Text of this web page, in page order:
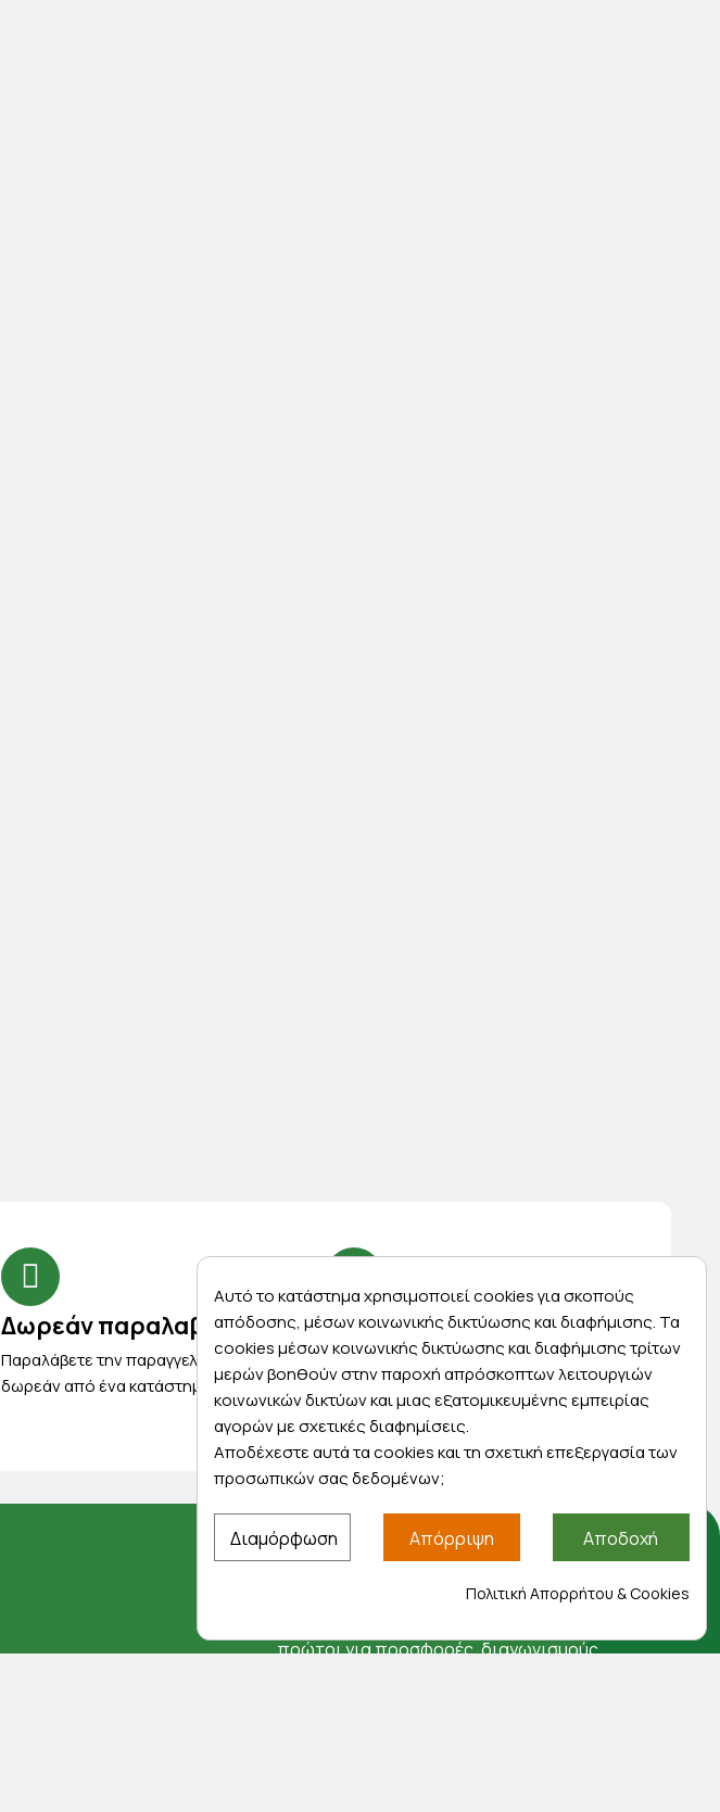
Δωρεάν παραλαβή
Παραλάβετε την παραγγελία σας
δωρεάν από ένα κατάστημα μας
Express αποστολές
Κάντε σήμερα την παραγγελία σας και
παραλάβετε αύριο στην πόρτα σας
Αποκλειστικές προσφορές
πρώτοι για προσφορές, διαγωνισμούς,
Αυτό το κατάστημα χρησιμοποιεί cookies για σκοπούς
απόδοσης, μέσων κοινωνικής δικτύωσης και διαφήμισης. Τα
cookies μέσων κοινωνικής δικτύωσης και διαφήμισης τρίτων
μερών βοηθούν στην παροχή απρόσκοπτων λειτουργιών
κοινωνικών δικτύων και μιας εξατομικευμένης εμπειρίας
αγορών με σχετικές διαφημίσεις.
Αποδέχεστε αυτά τα cookies και τη σχετική επεξεργασία των
προσωπικών σας δεδομένων;
Διαμόρφωση Απόρριψη Αποδοχή
Πολιτική Απορρήτου & Cookies